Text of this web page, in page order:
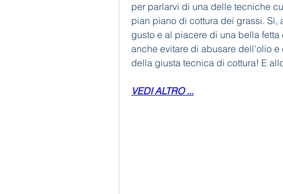
per parlarvi di una delle tecniche
pian piano di cottura dei grassi. Sì,
gusto e al piacere di una bella
anche evitare di abusare dell'olio
della giusta tecnica di cottura! E
VEDI ALTRO ...